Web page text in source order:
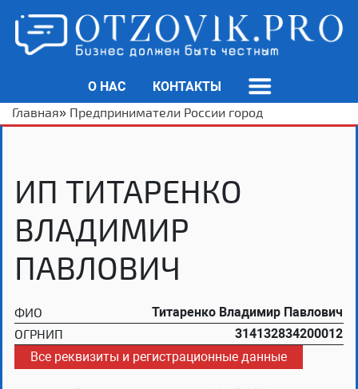
О НАС
КОНТАКТЫ
Главная» Предприниматели России город
ИП ТИТАРЕНКО
ВЛАДИМИР
ПАВЛОВИЧ
ФИО
Титаренко Владимир Павлович
ОГРНИП
314132834200012
Все реквизиты и регистрационные данные